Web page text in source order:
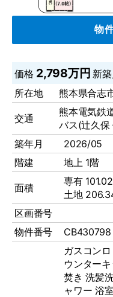
物
価格 2,798万円 新
所在地 熊本県合志
交通
熊本電気鉄
バス(辻久保
築年月
2026/05
階建
地上 1階
面積
専有
土地
区画番号
物件番号
CB430798
ガスコンロ
ウンター
焚き 洗髪
ャワー 浴